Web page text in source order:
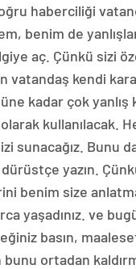
haberciliği
benim de
aç. Çünkü sizi
vatandaş kendi
kadar çok yanlış
kullanılacak.
sunacağız. Bunu
yazın.
benim size
yaşadınız. ve
basın,
ortadan